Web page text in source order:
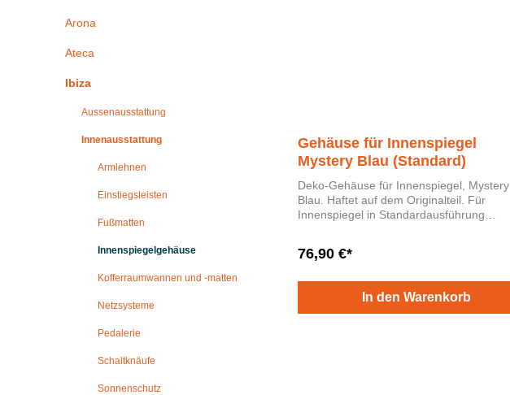
Arona
Ateca
Ibiza
Aussenausstattung
Innenausstattung
Armlehnen
Einstiegsleisten
Fußmatten
Innenspiegelgehäuse
Kofferraumwannen und -matten
Netzsysteme
Pedalerie
Schaltknäufe
Sonnenschutz
Gehäuse für Innenspiegel
Mystery Blau (Standard)
Deko-Gehäuse für Innenspiegel, Mystery
Blau. Haftet auf dem Originalteil. Für
Innenspiegel in Standardausführung
76,90 €*
In den Warenkorb